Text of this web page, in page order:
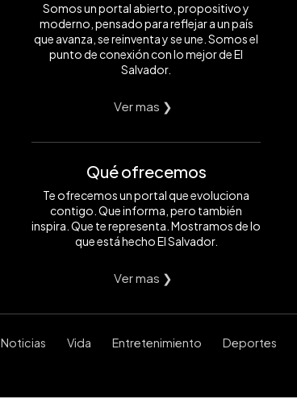
Somos un portal abierto, propositivo y
moderno, pensado para reflejar a un país
que avanza, se reinventa y se une. Somos el
punto de conexión con lo mejor de El
Salvador.
Ver mas ❯
Qué ofrecemos
Te ofrecemos un portal que evoluciona
contigo. Que informa, pero también
inspira. Que te representa. Mostramos de lo
que está hecho El Salvador.
Ver mas ❯
Noticias Vida Entretenimiento Deportes